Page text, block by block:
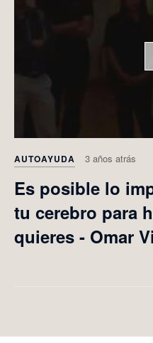
AUTOAYUDA 3 años atrás
Es posible lo
tu cerebro para
quieres - Omar